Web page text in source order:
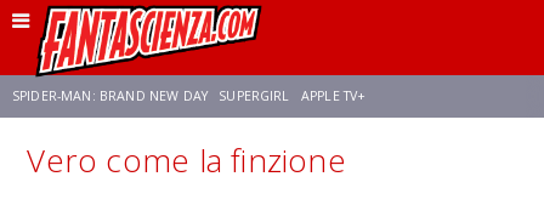
SPIDER-MAN: BRAND NEW DAY SUPERGIRL APPLE TV+
FRANCO RICCIARDIELLO ZENDAYA STAR TREK AVENGERS: DOOMSDAY
Vero come la finzione